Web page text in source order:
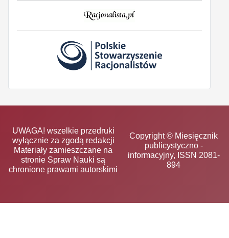
UWAGA! wszelkie przedruki
wyłącznie za zgodą redakcji
Materiały zamieszczane na
stronie Spraw Nauki są
chronione prawami autorskimi
Copyright © Miesięcznik
publicystyczno -
informacyjny, ISSN 2081-
894